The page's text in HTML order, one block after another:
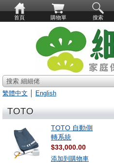
首頁 購物單 搜索
搜索 細細佬
繁體中文
English
TOTO
TOTO 自動側
轉系統
$33,000.00
添加到購物車